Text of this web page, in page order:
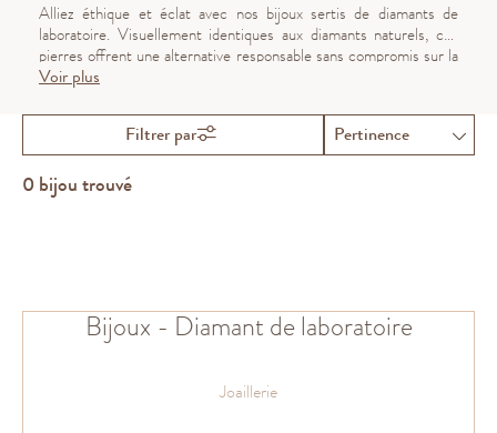
Alliez éthique et éclat avec nos bijoux sertis de diamants de
laboratoire. Visuellement identiques aux diamants naturels, ces
pierres offrent une alternative responsable sans compromis sur la
beauté ni la qualité. Découvrez notre collection en or 18 carats
moderne, conscient et raffiné.
Voir plus
0 bijou trouvé
Filtrer par
Bijoux - Diamant de laboratoire
Joaillerie